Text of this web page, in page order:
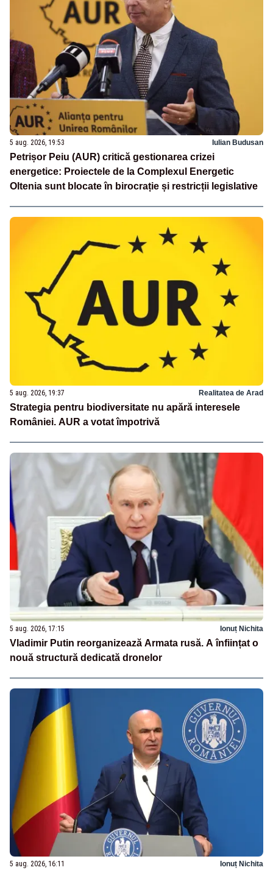
5 aug. 2026, 19:53 Iulian Budusan
Petrișor Peiu (AUR) critică gestionarea crizei
energetice: Proiectele de la Complexul Energetic
Oltenia sunt blocate în birocrație și restricții legislative
5 aug. 2026, 19:37 Realitatea de Arad
Strategia pentru biodiversitate nu apără interesele
României. AUR a votat împotrivă
5 aug. 2026, 17:15 Ionuț Nichita
Vladimir Putin reorganizează Armata rusă. A înființat o
nouă structură dedicată dronelor
5 aug. 2026, 16:11 Ionuț Nichita